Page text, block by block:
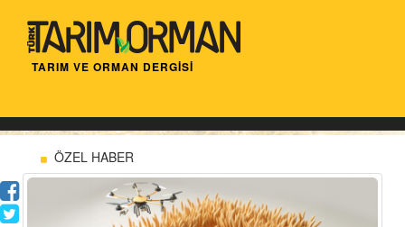
TARIM VE ORMAN DERGİSİ
ÖZEL HABER